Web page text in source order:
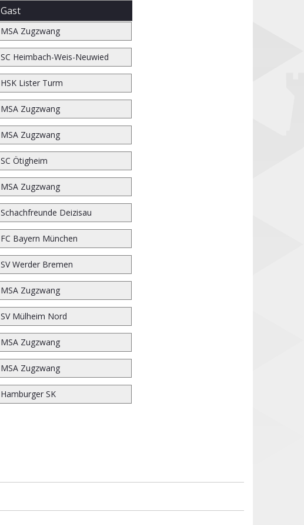
Gast
MSA Zugzwang
SC Heimbach-Weis-Neuwied
HSK Lister Turm
MSA Zugzwang
MSA Zugzwang
SC Ötigheim
MSA Zugzwang
Schachfreunde Deizisau
FC Bayern München
SV Werder Bremen
MSA Zugzwang
SV Mülheim Nord
MSA Zugzwang
MSA Zugzwang
Hamburger SK